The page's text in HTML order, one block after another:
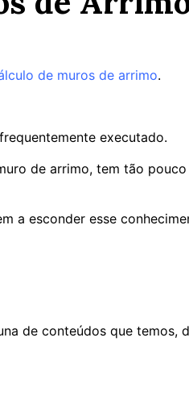
de muros de arrimo.
executado.
de arrimo, tem tão
a esconder esse
de conteúdos que temos,